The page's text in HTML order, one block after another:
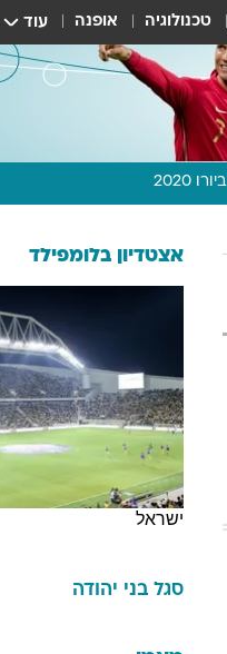
טכנולוגיה אופנה עוד
2020
היורו
ספורט
אצטדיון בלומפילד
ישראל
סגל בני יהודה